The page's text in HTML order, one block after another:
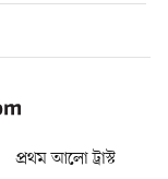
প্রথম আলো ট্রাস্ট